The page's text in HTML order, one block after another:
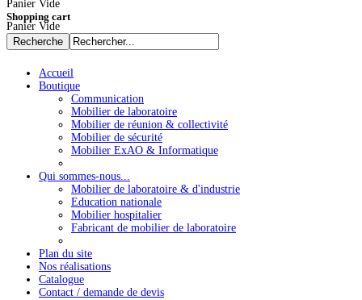
Panier Vide
Shopping cart
Panier Vide
Accueil
Boutique
Communication
Mobilier de laboratoire
Mobilier de réunion & collectivité
Mobilier de sécurité
Mobilier ExAO & Informatique
Qui sommes-nous...
Mobilier de laboratoire & d'industrie
Education nationale
Mobilier hospitalier
Fabricant de mobilier de laboratoire
Plan du site
Nos réalisations
Catalogue
Contact / demande de devis